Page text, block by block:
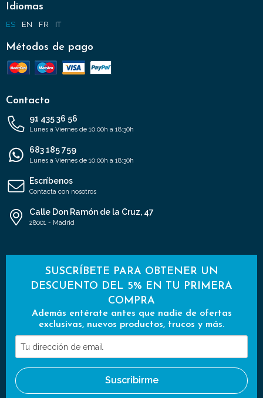
Idiomas
ES EN FR IT
Métodos de pago
Contacto
91 435 36 56
Lunes a Viernes de 10:00h a 18:30h
683 185 759
Lunes a Viernes de 10:00h a 18:30h
Escríbenos
Contacta con nosotros
Calle Don Ramón de la Cruz, 47
28001 - Madrid
SUSCRÍBETE PARA OBTENER UN
DESCUENTO DEL 5% EN TU PRIMERA
COMPRA
Además entérate antes que nadie de ofertas
exclusivas, nuevos productos, trucos y más.
Tu
dirección
de
email
Suscribirme